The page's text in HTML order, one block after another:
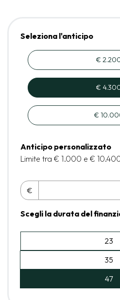
Seleziona l'anticipo
€
€
€
Anticipo personalizzato
Limite tra € 1.000 e €
€
Scegli la durata del
23
35
47